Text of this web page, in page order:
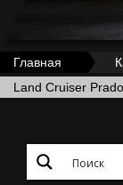
Главная ›
Land Cruiser Prado